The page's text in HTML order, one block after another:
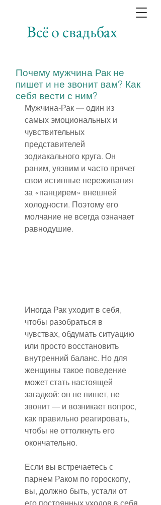
Всё о свадьбах
Почему мужчина Рак не
пишет и не звонит вам? Как
себя вести с ним?
Мужчина-Рак — один из
самых эмоциональных и
чувствительных
представителей
зодиакального круга. Он
раним, уязвим и часто прячет
свои истинные переживания
за «панцирем» внешней
холодности. Поэтому его
молчание не всегда означает
равнодушие.
Иногда Рак уходит в себя,
чтобы разобраться в
чувствах, обдумать ситуацию
или просто восстановить
внутренний баланс. Но для
женщины такое поведение
может стать настоящей
загадкой: он не пишет, не
звонит — и возникает вопрос,
как правильно реагировать,
чтобы не оттолкнуть его
окончательно.
Если вы встречаетесь с
парнем Раком по гороскопу,
вы, должно быть, устали от